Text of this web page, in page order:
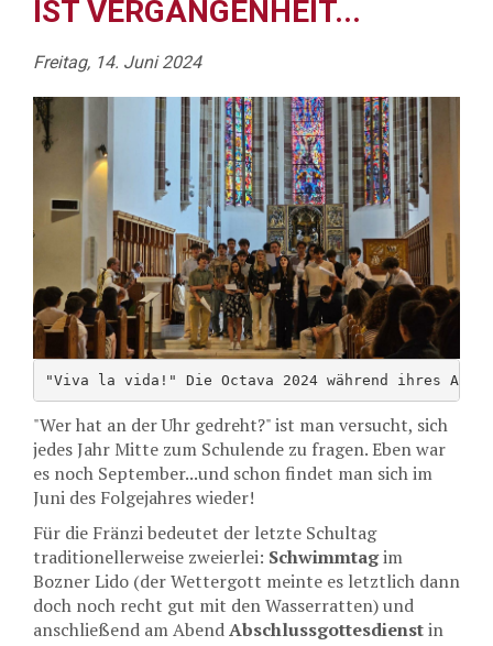
IST VERGANGENHEIT...
Freitag, 14. Juni 2024
"Viva la vida!" Die Octava 2024 während ihres
"Wer hat an der Uhr gedreht?" ist man versucht, sich
jedes Jahr Mitte zum Schulende zu fragen. Eben war
es noch September...und schon findet man sich im
Juni des Folgejahres wieder!
Für die Fränzi bedeutet der letzte Schultag
traditionellerweise zweierlei: Schwimmtagim
Bozner Lido (der Wettergott meinte es letztlich dann
doch noch recht gut mit den Wasserratten) und
anschließend am AbendAbschlussgottesdienstin